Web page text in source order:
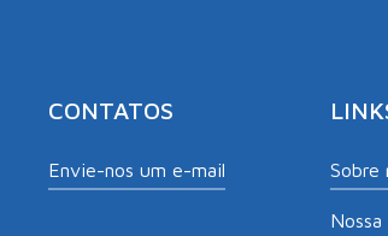
CONTATOS
Envie-nos um e-mail Sobre